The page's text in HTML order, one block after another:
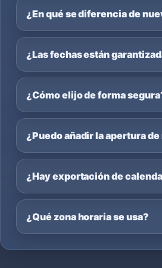
¿En qué se diferencia de
¿Las fechas están
¿Cómo elijo de forma
¿Puedo añadir la apertura
¿Hay exportación de
¿Qué zona horaria se usa?